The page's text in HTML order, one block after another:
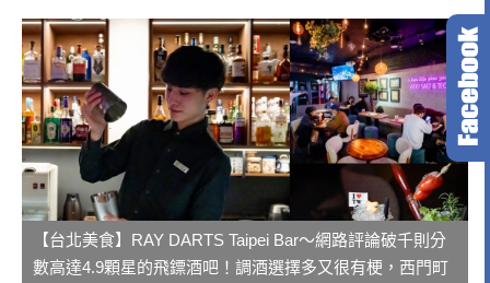
【台北美食】RAY DARTS Taipei Bar～網路評論破千則分
數高達4.9顆星的飛鏢酒吧！調酒選擇多又很有梗，西門町